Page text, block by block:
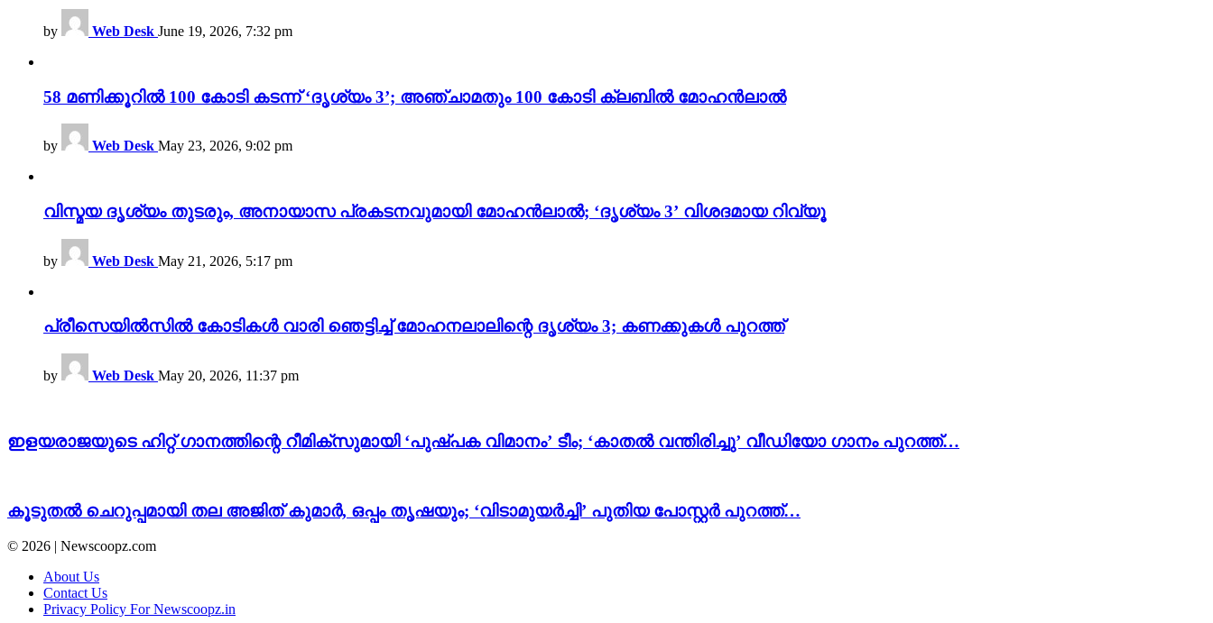
by Web Desk June 19, 2026, 7:32 pm
58 മണിക്കൂറിൽ 100 കോടി കടന്ന് ‘ദൃശ്യം 3’; അഞ്ചാമതും 100 കോടി ക്ലബിൽ മോഹൻലാൽ
by Web Desk May 23, 2026, 9:02 pm
വിസ്മയ ദൃശ്യം തുടരും, അനായാസ പ്രകടനവുമായി മോഹൻലാൽ; ‘ദൃശ്യം 3’ വിശദമായ റിവ്യൂ
by Web Desk May 21, 2026, 5:17 pm
പ്രീസെയിൽസിൽ കോടികൾ വാരി ഞെട്ടിച്ച് മോഹനലാലിന്റെ ദൃശ്യം 3; കണക്കുകൾ പുറത്ത്
by Web Desk May 20, 2026, 11:37 pm
ഇളയരാജയുടെ ഹിറ്റ് ഗാനത്തിന്റെ റീമിക്സുമായി ‘പുഷ്പക വിമാനം’ ടീം; ‘കാതൽ വന്തിരിച്ചു’ വീഡിയോ ഗാനം പുറത്ത്…
കൂടുതൽ ചെറുപ്പമായി തല അജിത് കുമാർ, ഒപ്പം തൃഷയും; ‘വിടാമുയർച്ചി’ പുതിയ പോസ്റ്റർ പുറത്ത്…
© 2026 | Newscoopz.com
About Us
Contact Us
Privacy Policy For Newscoopz.in